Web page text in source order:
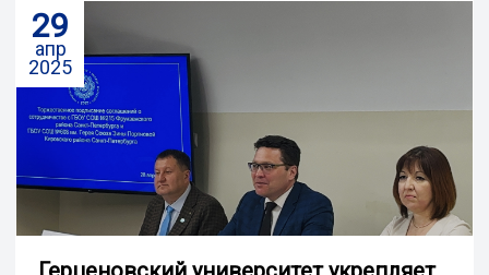
29
апр
2025